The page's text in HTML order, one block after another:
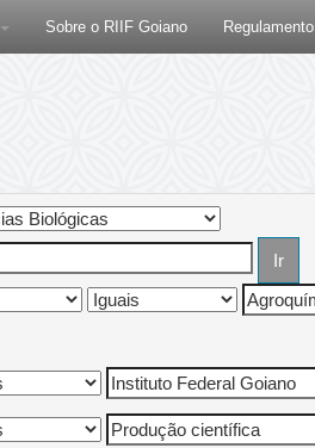
Sobre o RIIF Goiano Regulamento